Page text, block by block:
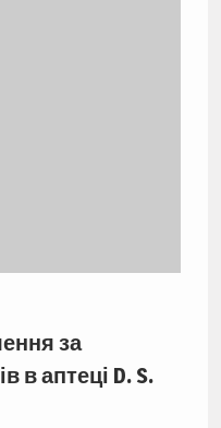
за
в аптеці D. S.